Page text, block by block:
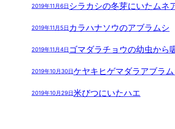
2019年11月6日 シラカシの冬芽にいたムネ
2019年11月5日 カラハナソウのアブラムシ
2019年11月4日 ゴマダラチョウの幼虫から
2019年10月30日ケヤキヒゲマダラアブラ
2019年10月29日米びつにいたハエ